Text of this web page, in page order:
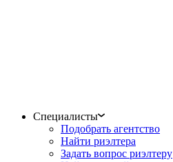
Специалисты
Подобрать агентство
Найти риэлтера
Задать вопрос риэлтеру